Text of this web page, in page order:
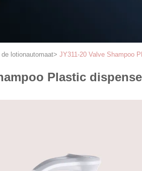
lotionautomaat> JY311-20 Valve Shampoo
Plastic